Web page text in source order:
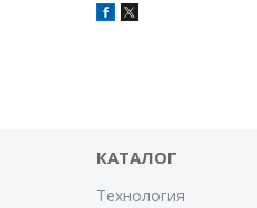
КАТАЛОГ
Технология